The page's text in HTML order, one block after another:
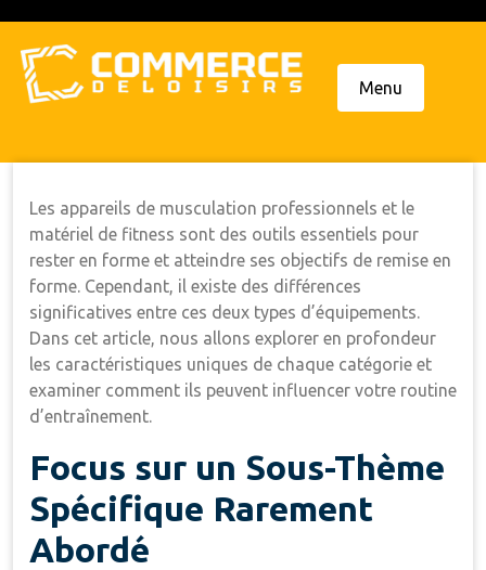
content
Menu
Les appareils de musculation professionnels et le
matériel de fitness sont des outils essentiels pour
rester en forme et atteindre ses objectifs de remise en
forme. Cependant, il existe des différences
significatives entre ces deux types d’équipements.
Dans cet article, nous allons explorer en profondeur
les caractéristiques uniques de chaque catégorie et
examiner comment ils peuvent influencer votre routine
d’entraînement.
Focus sur un Sous-Thème
Spécifique Rarement
Abordé